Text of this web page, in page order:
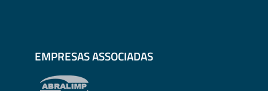
EMPRESAS ASSOCIADAS